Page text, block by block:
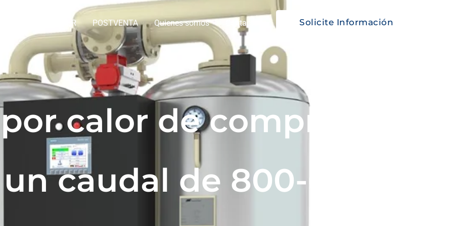
ALQUILER POSTVENTA Quienes somos Contacto Solicite Información
por calor de compresión
un caudal de 800-6.000